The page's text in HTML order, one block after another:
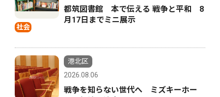
社会
都筑図書館 本で伝える 戦争と平和 8
月17日までミニ展示
港北区
2026.08.06
戦争を知らない世代へ ミズキーホー